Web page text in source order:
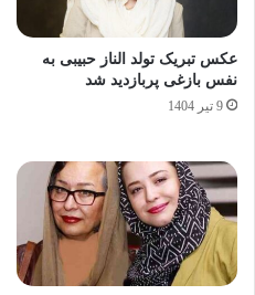
عکس تبریک تولد الناز حبیبی به
نفس بازغی پربازدید شد
9 تیر 1404